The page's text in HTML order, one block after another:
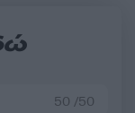
50 /50